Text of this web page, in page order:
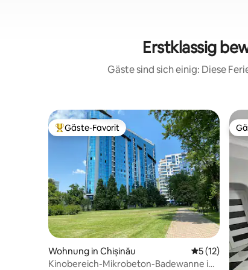
Erstklassig
Gäste sind sich einig: Diese
Beliebter Gäste-Favorit.
Gäste-Favorit
Wohnung in Chișinău
5 (12)
Kinobereich-Mikrobeton-Badewanne im